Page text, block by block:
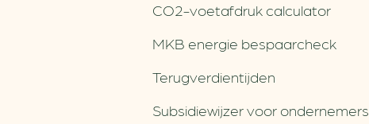
CO2-voetafdruk calculator
MKB energie bespaarcheck
Terugverdien­tijden
Subsidiewijzer voor ondernemers